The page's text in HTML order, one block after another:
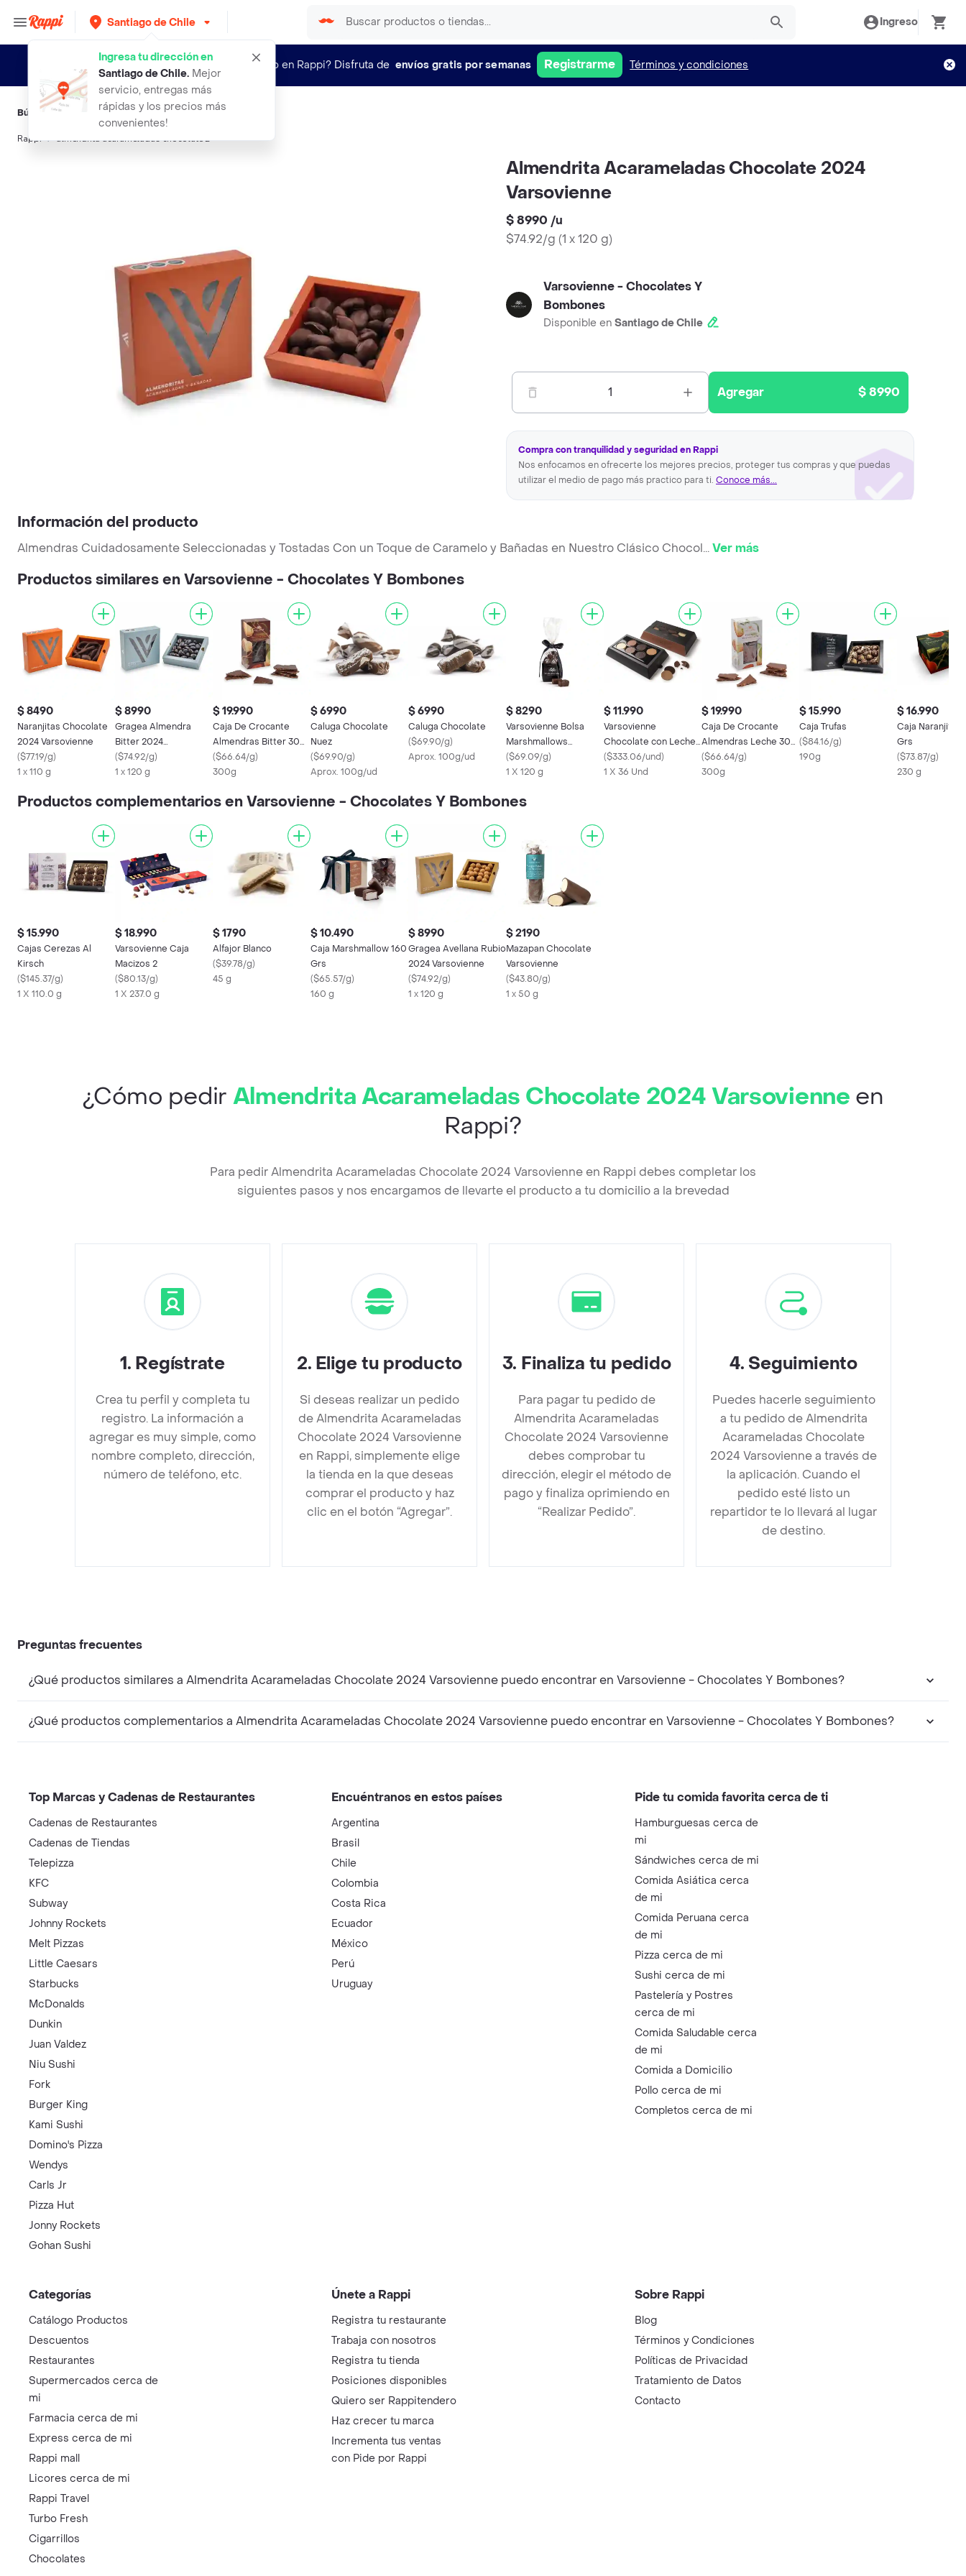
Santiago de Chile
Ingresa tu dirección en
Santiago de Chile. Mejor
servicio, entregas más
rápidas y los precios más
convenientes!
Ingreso
¿Nuevo en Rappi? Disfruta de envíos gratis por semanas Registrarme Términos y condiciones
Búsquedas relacionadas:Chocolates,Varsovienne
Rappi almendrita acarameladas chocolate 2
Almendrita Acarameladas Chocolate 2024
Varsovienne
$ 8990 /u
$74.92/g (1 x 120 g)
Varsovienne - Chocolates Y
Bombones
Disponible en Santiago de Chile
1 Agregar $ 8990
Compra con tranquilidad y seguridad en Rappi
Nos enfocamos en ofrecerte los mejores precios, proteger tus compras y que puedas
utilizar el medio de pago más practico para ti. Conoce más...
Información del producto
Almendras Cuidadosamente Seleccionadas y Tostadas Con un Toque de Caramelo y Bañadas en Nuestro Clásico Chocol...Ver más
Productos similares en Varsovienne - Chocolates Y Bombones
$ 8490
Naranjitas Chocolate
2024 Varsovienne
($77.19/g)
1 x 110 g
$ 8990
Gragea Almendra
Bitter 2024
Varsovienne
($74.92/g)
1 x 120 g
$ 19.990
Caja De Crocante
Almendras Bitter 300
Grs
($66.64/g)
300g
$ 6990
Caluga Chocolate
Nuez
($69.90/g)
Aprox. 100g/ud
$ 6990
Caluga Chocolate
($69.90/g)
Aprox. 100g/ud
$ 8290
Varsovienne Bolsa
Marshmallows
Chocolate
($69.09/g)
1 X 120 g
$ 11.990
Varsovienne
Chocolate con Leche
Coins
($333.06/und)
1 X 36 Und
$ 19.990
Caja De Crocante
Almendras Leche 300
Grs
($66.64/g)
300g
$ 15.990
Caja Trufas
($84.16/g)
190g
$ 16.990
Caja Naranjitas
Grs
($73.87/g)
230 g
Productos complementarios en Varsovienne - Chocolates Y Bombones
$ 15.990
Cajas Cerezas Al
Kirsch
($145.37/g)
1 X 110.0 g
$ 18.990
Varsovienne Caja
Macizos 2
($80.13/g)
1 X 237.0 g
$ 1790
Alfajor Blanco
($39.78/g)
45 g
$ 10.490
Caja Marshmallow 160
Grs
($65.57/g)
160 g
$ 8990
Gragea Avellana Rubio
2024 Varsovienne
($74.92/g)
1 x 120 g
$ 2190
Mazapan Chocolate
Varsovienne
($43.80/g)
1 x 50 g
¿Cómo pedir Almendrita Acarameladas Chocolate 2024 Varsovienne en
Rappi?
Para pedir Almendrita Acarameladas Chocolate 2024 Varsovienne en Rappi debes completar los
siguientes pasos y nos encargamos de llevarte el producto a tu domicilio a la brevedad
1. Regístrate
Crea tu perfil y completa tu
registro. La información a
agregar es muy simple, como
nombre completo, dirección,
número de teléfono, etc.
2. Elige tu producto
Si deseas realizar un pedido
de Almendrita Acarameladas
Chocolate 2024 Varsovienne
en Rappi, simplemente elige
la tienda en la que deseas
comprar el producto y haz
clic en el botón “Agregar”.
3. Finaliza tu pedido
Para pagar tu pedido de
Almendrita Acarameladas
Chocolate 2024 Varsovienne
debes comprobar tu
dirección, elegir el método de
pago y finaliza oprimiendo en
“Realizar Pedido”.
4. Seguimiento
Puedes hacerle seguimiento
a tu pedido de Almendrita
Acarameladas Chocolate
2024 Varsovienne a través de
la aplicación. Cuando el
pedido esté listo un
repartidor te lo llevará al lugar
de destino.
Preguntas frecuentes
¿Qué productos similares a Almendrita Acarameladas Chocolate 2024 Varsovienne puedo encontrar en Varsovienne - Chocolates Y Bombones?
¿Qué productos complementarios a Almendrita Acarameladas Chocolate 2024 Varsovienne puedo encontrar en Varsovienne - Chocolates Y Bombones?
Top Marcas y Cadenas de Restaurantes
Cadenas de Restaurantes
Cadenas de Tiendas
Telepizza
KFC
Subway
Johnny Rockets
Melt Pizzas
Little Caesars
Starbucks
McDonalds
Dunkin
Juan Valdez
Niu Sushi
Fork
Burger King
Kami Sushi
Domino's Pizza
Wendys
Carls Jr
Pizza Hut
Jonny Rockets
Gohan Sushi
Encuéntranos en estos países
Argentina
Brasil
Chile
Colombia
Costa Rica
Ecuador
México
Perú
Uruguay
Pide tu comida favorita cerca de ti
Hamburguesas cerca de
mi
Sándwiches cerca de mi
Comida Asiática cerca
de mi
Comida Peruana cerca
de mi
Pizza cerca de mi
Sushi cerca de mi
Pastelería y Postres
cerca de mi
Comida Saludable cerca
de mi
Comida a Domicilio
Pollo cerca de mi
Completos cerca de mi
Categorías
Catálogo Productos
Descuentos
Restaurantes
Supermercados cerca de
mi
Farmacia cerca de mi
Express cerca de mi
Rappi mall
Licores cerca de mi
Rappi Travel
Turbo Fresh
Cigarrillos
Chocolates
Únete a Rappi
Registra tu restaurante
Trabaja con nosotros
Registra tu tienda
Posiciones disponibles
Quiero ser Rappitendero
Haz crecer tu marca
Incrementa tus ventas
con Pide por Rappi
Sobre Rappi
Blog
Términos y Condiciones
Políticas de Privacidad
Tratamiento de Datos
Contacto